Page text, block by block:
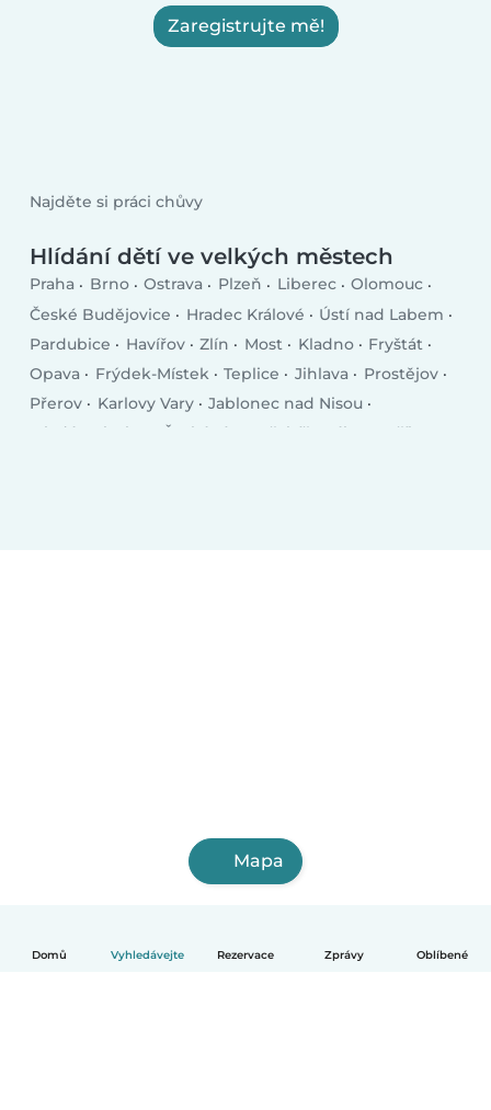
Domů Vyhledávejte Rezervace Zprávy Oblíbené
Zaregistrujte mě!
Najděte si práci chůvy
Hlídání dětí ve velkých městech
Praha Brno Ostrava Plzeň Liberec
Olomouc
České Budějovice
Hradec Králové
Ústí nad Labem
Pardubice
Havířov Zlín Most Kladno
Fryštát
Opava
Frýdek-Místek Teplice Jihlava
Prostějov
Přerov
Karlovy Vary
Jablonec nad Nisou
Mladá Boleslav
Česká Lípa Třebíč Tábor
Příbram
Mapa